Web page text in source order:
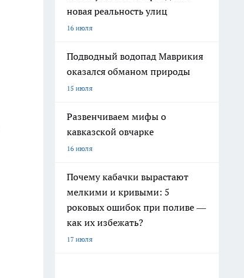
новая реальность улиц
16 июля
Подводный водопад Маврикия
оказался обманом природы
15 июля
Развенчиваем мифы о
кавказской овчарке
16 июля
Почему кабачки вырастают
мелкими и кривыми: 5
роковых ошибок при поливе —
как их избежать?
17 июля